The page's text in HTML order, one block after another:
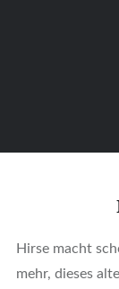
Hirse macht
mehr, dieses